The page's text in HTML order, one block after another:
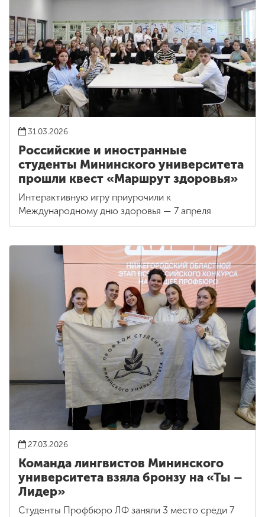
31.03.2026
Российские и иностранные
студенты Мининского университета
прошли квест «Маршрут здоровья»
Интерактивную игру приурочили к
Международному дню здоровья — 7 апреля
27.03.2026
Команда лингвистов Мининского
университета взяла бронзу на «Ты –
Лидер»
Студенты Профбюро ЛФ заняли 3 место среди 7